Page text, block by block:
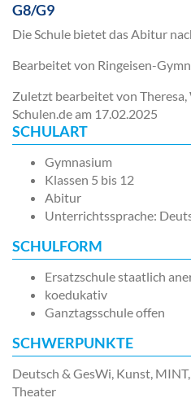
G8/G9
Die Schule bietet das Abitur
Bearbeitet von Ringeisen-
Zuletzt bearbeitet von Theresa,
Schulen.de am 17.02.2025
SCHULART
Gymnasium
Klassen 5 bis 12
Abitur
Unterrichtssprache:
SCHULFORM
Ersatzschule staatlich
koedukativ
Ganztagsschule offen
SCHWERPUNKTE
Deutsch & GesWi, Kunst,
Theater